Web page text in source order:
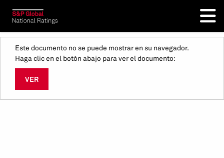
Este documento no se puede mostrar en su navegador.
Haga clic en el botón abajo para ver el documento:
VER